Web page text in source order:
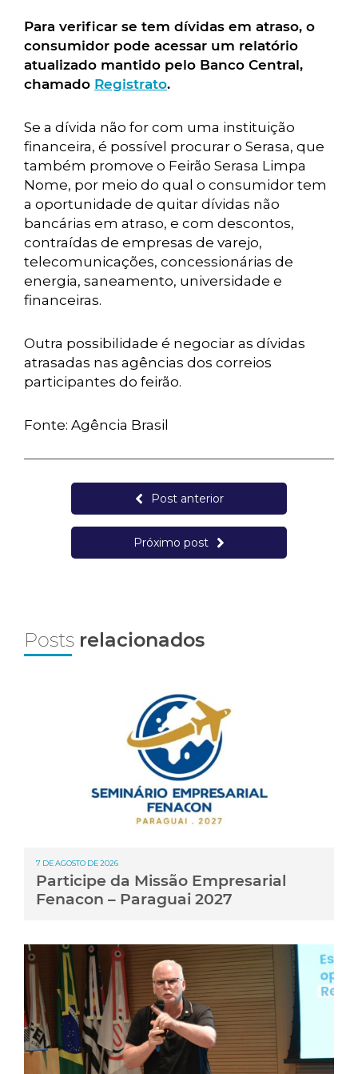
Para verificar se tem dívidas em atraso, o
consumidor pode acessar um relatório
atualizado mantido pelo Banco Central,
chamado Registrato.
Se a dívida não for com uma instituição
financeira, é possível procurar o Serasa, que
também promove o Feirão Serasa Limpa
Nome, por meio do qual o consumidor tem
a oportunidade de quitar dívidas não
bancárias em atraso, e com descontos,
contraídas de empresas de varejo,
telecomunicações, concessionárias de
energia, saneamento, universidade e
financeiras.
Outra possibilidade é negociar as dívidas
atrasadas nas agências dos correios
participantes do feirão.
Fonte: Agência Brasil
Post anterior
Próximo post
Posts relacionados
7 DE AGOSTO DE 2026
Participe da Missão Empresarial
Fenacon – Paraguai 2027